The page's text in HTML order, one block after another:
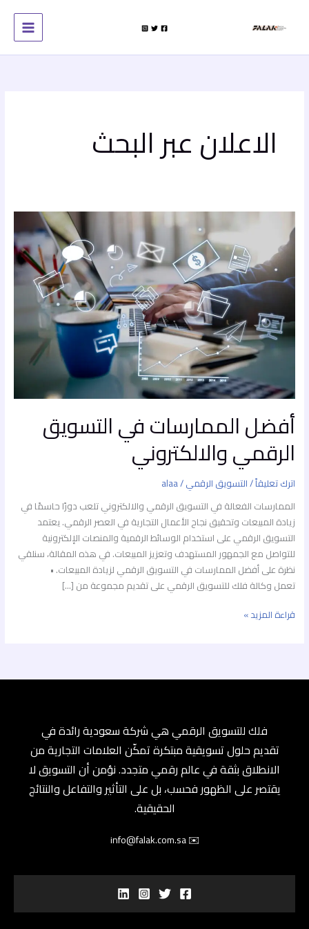
الاعلان عبر البحث
أفضل الممارسات في التسويق
الرقمي والالكتروني
اترك تعليقاً/التسويق الرقمي/
alaa
الممارسات الفعالة في التسويق الرقمي والالكتروني تلعب دورًا حاسمًا في
زيادة المبيعات وتحقيق نجاح الأعمال التجارية في العصر الرقمي. يعتمد
التسويق الرقمي على استخدام الوسائط الرقمية والمنصات الإلكترونية
للتواصل مع الجمهور المستهدف وتعزيز المبيعات. في هذه المقالة، سنلقي
نظرة على أفضل الممارسات في التسويق الرقمي لزيادة المبيعات. •
تعمل وكالة فلك للتسويق الرقمي على تقديم مجموعة من […]
الممارسات
في
التسويق
الرقمي
والالكتروني
قراءة المزيد »
فلك للتسويق الرقمي هي شركة سعودية رائدة في
تقديم حلول تسويقية مبتكرة تمكّن العلامات التجارية من
الانطلاق بثقة في عالم رقمي متجدد. نؤمن أن التسويق لا
يقتصر على الظهور فحسب، بل على التأثير والتفاعل والنتائج
الحقيقية.
✉️ info@falak.com.sa